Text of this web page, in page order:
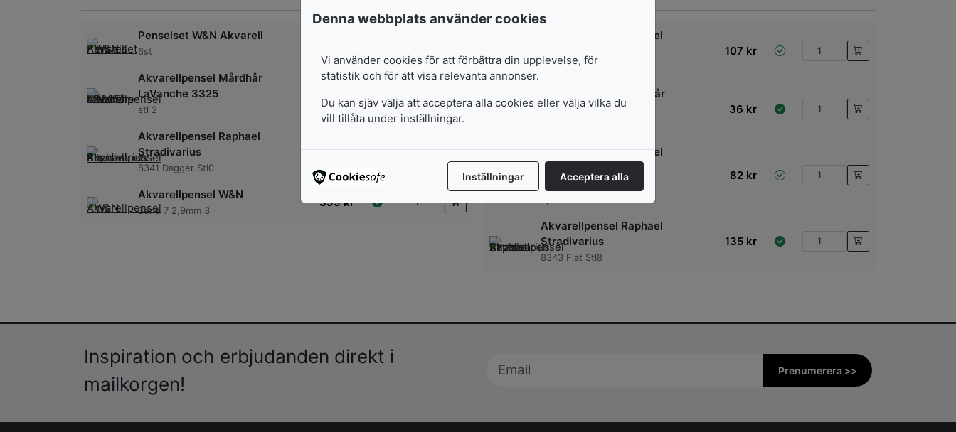
Penselset W&N Akvarell
6st
129kr
Akvarellpensel Mårdhår
LaVanche 3325
stl 2
Akvarellpensel Raphael
Stradivarius
8341 Dagger Stl0
123kr
Akvarellpensel W&N
Serie 7 2,9mm 3
399kr
Akvarellpensel Raphael
8342 Curved Tracer Stl4
107 kr
Akvarellpensel Mårdhår
LaVanche 3325
36 kr
Akvarellpensel Raphael
Stradivarius
8340 Round Extra Short
82 kr
Akvarellpensel Raphael
Stradivarius
8343 Flat Stl8
135 kr
Inspiration och erbjudanden direkt i
mailkorgen!
Prenumerera >>
Denna webbplats använder cookies
Vi använder cookies för att förbättra din upplevelse, för
statistik och för att visa relevanta annonser.
Du kan sjäv välja att acceptera alla cookies eller välja vilka du
vill tillåta under inställningar.
Inställningar Acceptera alla